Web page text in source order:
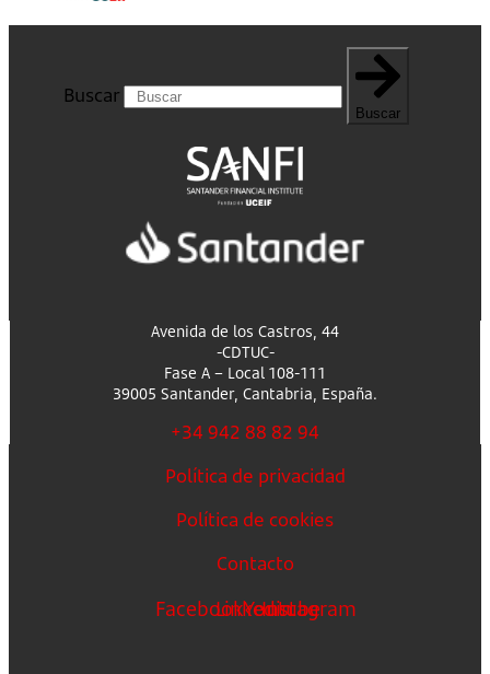
Buscar
Buscar
Avenida de los Castros, 44
-CDTUC-
Fase A – Local 108-111
39005 Santander, Cantabria, España.
+34 942 88 82 94
Política de privacidad
Política de cookies
Contacto
FacebookLinkedin
Youtube
Instagram